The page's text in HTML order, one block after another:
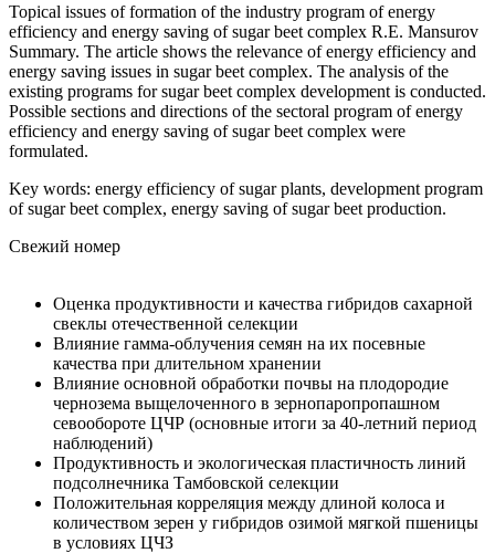
Topical issues of formation of the industry program of energy
efficiency and energy saving of sugar beet complex R.E. Mansurov
Summary. The article shows the relevance of energy efficiency and
energy saving issues in sugar beet complex. The analysis of the
existing programs for sugar beet complex development is conducted.
Possible sections and directions of the sectoral program of energy
efficiency and energy saving of sugar beet complex were
formulated.
Key words: energy efficiency of sugar plants, development program
of sugar beet complex, energy saving of sugar beet production.
Свежий номер
Оценка продуктивности и качества гибридов сахарной
свеклы отечественной селекции
Влияние гамма-облучения семян на их посевные
качества при длительном хранении
Влияние основной обработки почвы на плодородие
чернозема выщелоченного в зернопаропропашном
севообороте ЦЧР (основные итоги за 40-летний период
наблюдений)
Продуктивность и экологическая пластичность линий
подсолнечника Тамбовской селекции
Положительная корреляция между длиной колоса и
количеством зерен у гибридов озимой мягкой пшеницы
в условиях ЦЧЗ